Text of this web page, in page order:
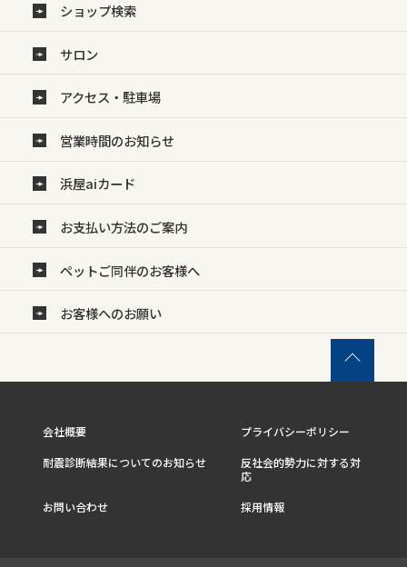
ショップ検索
サロン
アクセス・駐車場
営業時間のお知らせ
浜屋aiカード
お支払い方法のご案内
ペットご同伴のお客様へ
お客様へのお願い
会社概要
プライバシーポリシー
耐震診断結果についてのお知らせ
反社会的勢力に対する対
応
お問い合わせ
採用情報